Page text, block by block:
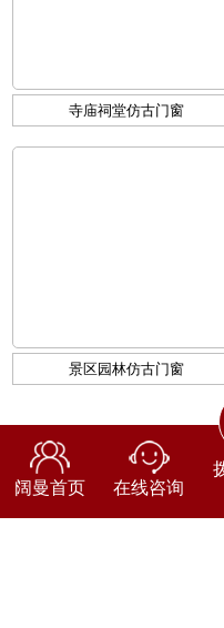
寺庙祠堂仿古门窗
景区园林仿古门窗
电 话
邮 箱：
阔曼首页 在线咨询